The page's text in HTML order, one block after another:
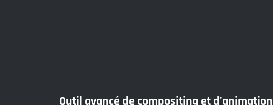
Outil avancé de compositing et d'animation